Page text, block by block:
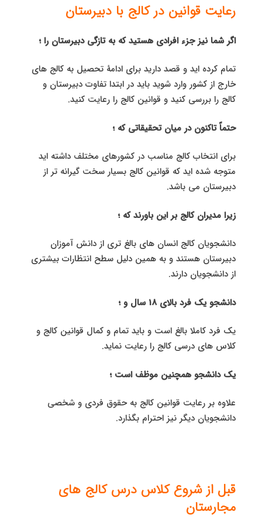
رعایت قوانین در کالج با دبیرستان
اگر شما نیز جزء افرادی هستید که به تازگی دبیرستان را ؛
تمام کرده اید و قصد دارید برای ادامۀ تحصیل به کالج های
خارج از کشور وارد شوید باید در ابتدا تفاوت دبیرستان و
کالج را بررسی کنید و قوانین کالج را رعایت کنید.
حتماً تاکنون در میان تحقیقاتی که ؛
برای انتخاب کالج مناسب در کشورهای مختلف داشته اید
متوجه شده اید که قوانین کالج بسیار سخت گیرانه تر از
دبیرستان می باشد.
زیرا مدیران کالج بر این باورند که ؛
دانشجویان کالج انسان های بالغ تری از دانش آموزان
دبیرستان هستند و به همین دلیل سطح انتظارات بیشتری
از دانشجویان دارند.
دانشجو یک فرد بالای 18 سال و ؛
یک فرد کاملا بالغ است و باید تمام و کمال قوانین کالج و
کلاس های درسی کالج را رعایت نماید.
یک دانشجو همچنین موظف است ؛
علاوه بر رعایت قوانین کالج به حقوق فردی و شخصی
دانشجویان دیگر نیز احترام بگذارد.
قبل از شروع کلاس درس کالج های
مجارستان